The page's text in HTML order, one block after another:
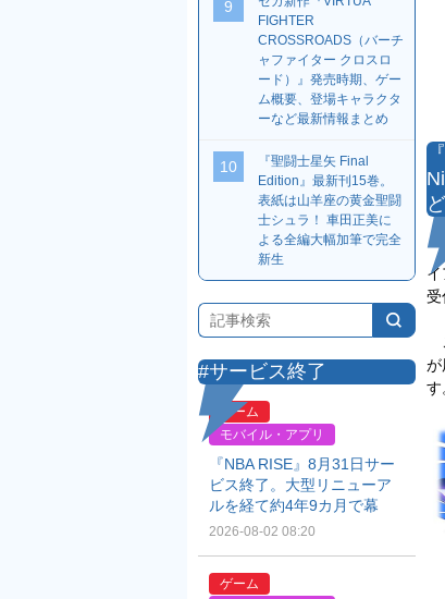
受
が
す
9
FIGHTER
CROSSROADS（バーチ
ャファイター クロスロ
ード）』発売時期、ゲー
ム概要、登場キャラクタ
ーなど最新情報まとめ
10
『聖闘士星矢 Final
Edition』最新刊15巻。
表紙は山羊座の黄金聖闘
士シュラ！ 車田正美に
よる全編大幅加筆で完全
新生
#サービス終了
ゲーム
モバイル・アプリ
『NBA RISE』8月31日サー
ビス終了。大型リニューア
ルを経て約4年9カ月で幕
2026-08-02 08:20
ゲーム